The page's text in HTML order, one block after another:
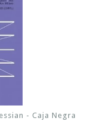
- Caja Negra